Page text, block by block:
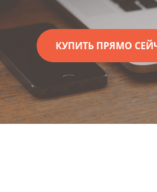
КУПИТЬ ПРЯМО